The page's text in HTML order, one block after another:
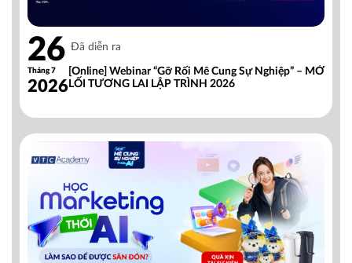
26
Tháng 7
2026
Đã diễn ra
[Online] Webinar “Gỡ Rối Mê Cung Sự Nghiệp” – MỞ
LỐI TƯƠNG LAI LẬP TRÌNH 2026